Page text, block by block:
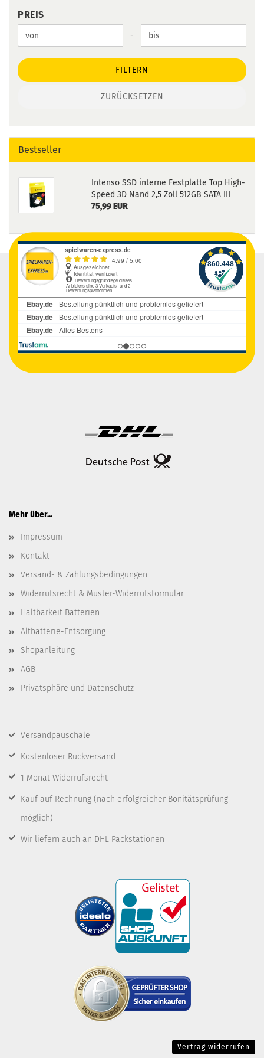
PREIS
PREIS
Preis bis -
FILTERN
ZURÜCKSETZEN
Bestseller
Intenso SSD interne Festplatte Top High-
Speed 3D Nand 2,5 Zoll 512GB SATA III
75,99 EUR
Mehr über...
Impressum
Kontakt
Versand- & Zahlungsbedingungen
Widerrufsrecht & Muster-Widerrufsformular
Haltbarkeit Batterien
Altbatterie-Entsorgung
Shopanleitung
AGB
Privatsphäre und Datenschutz
Versandpauschale
Kostenloser Rückversand
1 Monat Widerrufsrecht
Kauf auf Rechnung (nach erfolgreicher Bonitätsprüfung
möglich)
Wir liefern auch an DHL Packstationen
Vertrag widerrufen